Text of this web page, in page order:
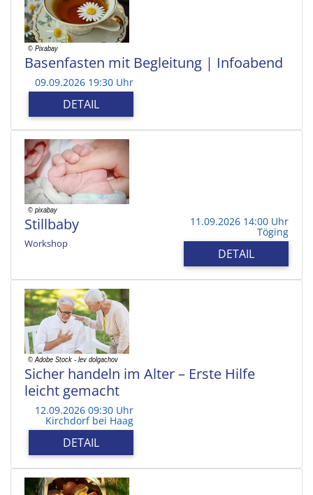
Basenfasten mit Begleitung | Infoabend
09.09.2026 19:30 Uhr
DETAIL
Stillbaby
Workshop
11.09.2026 14:00 Uhr
Töging
DETAIL
Sicher handeln im Alter – Erste Hilfe
leicht gemacht
12.09.2026 09:30 Uhr
Kirchdorf bei Haag
DETAIL